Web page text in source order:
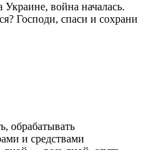
Украине, война началась.
Господи, спаси и сохрани
обрабатывать
и средствами